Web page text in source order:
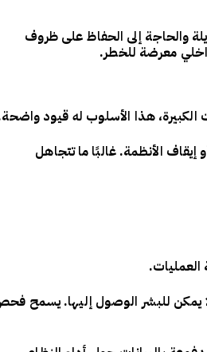
والحاجة إلى الحفاظ على ظروف
معرضة للخطر.
هذا الأسلوب له قيود
الأنظمة. غالبًا ما تتجاهل
يمكن للبشر الوصول إليها. يسمح